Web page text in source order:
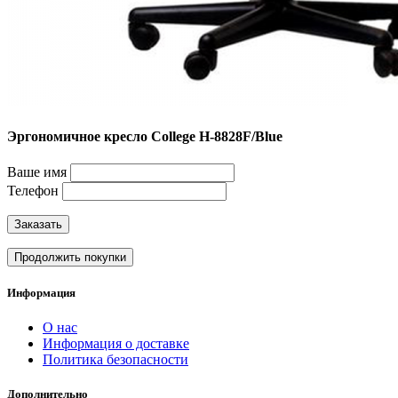
Эргономичное кресло College H-8828F/Blue
Ваше имя
Телефон
Заказать
Продолжить покупки
Информация
О нас
Информация о доставке
Политика безопасности
Дополнительно